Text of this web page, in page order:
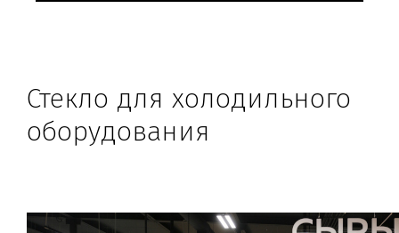
Стекло для холодильного
оборудования